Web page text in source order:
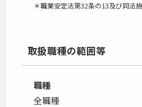
＊職業安定法第32条の13及び同法
取扱職種の範囲等
職種
全職種